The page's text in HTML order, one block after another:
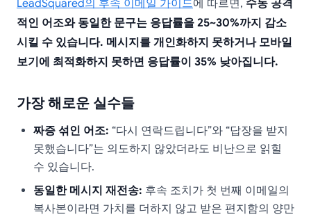
LeadSquared의 후속 이메일 가이드에 따르면, 수동 공격
적인 어조와 동일한 문구는 응답률을 25~30%까지 감소
시킬 수 있습니다. 메시지를 개인화하지 못하거나 모바일
보기에 최적화하지 못하면 응답률이 35% 낮아집니다.
가장 해로운 실수들
짜증 섞인 어조: “다시 연락드립니다”와 “답장을 받지
못했습니다”는 의도하지 않았더라도 비난으로 읽힐
수 있습니다.
동일한 메시지 재전송: 후속 조치가 첫 번째 이메일의
복사본이라면 가치를 더하지 않고 받은 편지함의 양만